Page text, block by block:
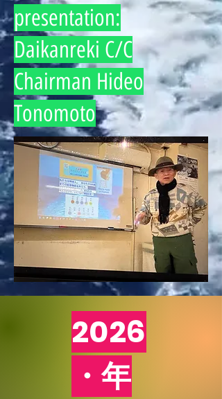
presentation:
Daikanreki C/C
Chairman Hideo
Tonomoto
2026
・年